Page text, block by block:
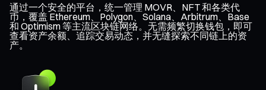
通过一个安全的平台，统一管理 MOVR、NFT 和各类代
币，覆盖 Ethereum、Polygon、Solana、Arbitrum、Base
和 Optimism 等主流区块链网络。无需频繁切换钱包，即可
查看资产余额、追踪交易动态，并无缝探索不同链上的资
产。